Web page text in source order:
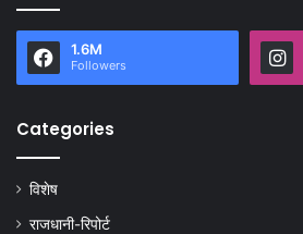
1.6M
Followers
Categories
विशेष
राजधानी-रिपोर्ट